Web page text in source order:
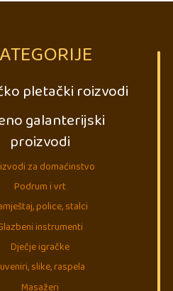
pletački roizvodi
galanterijski
proizvodi
za domaćinstvo
Podrum i vrt
police, stalci
instrumenti
Dječje igračke
slike, raspela
Masažeri